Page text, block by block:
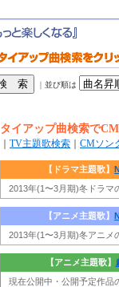
｜ 並び順は
タイアップ曲検索で
TV主題歌検索 CMソン
【ドラマ主題歌】
2013年(1〜3月期)冬ドラマ
【アニメ主題歌】
2013年(1〜3月期)冬アニメ
【アニメ主題歌】
現在公開中・公開予定作品